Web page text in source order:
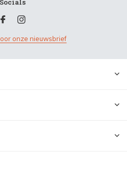
Socials
onze nieuwsbrief